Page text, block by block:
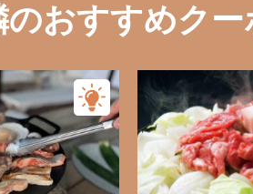
のおすすめクー